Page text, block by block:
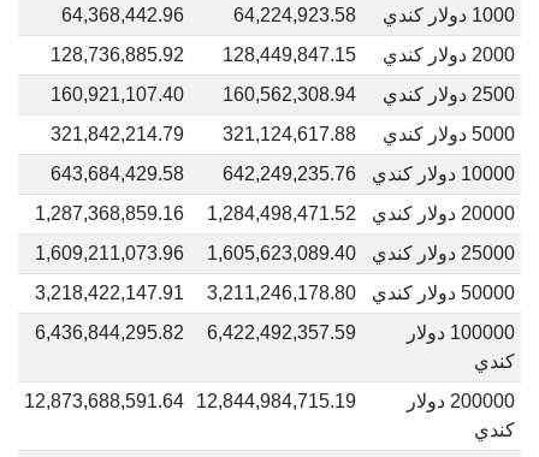
1000 دولار كندي
64,224,923.58
64,368,442.96
2000 دولار كندي
128,449,847.15
128,736,885.92
2500 دولار كندي
160,562,308.94
160,921,107.40
5000 دولار كندي
321,124,617.88
321,842,214.79
10000 دولار كندي
642,249,235.76
643,684,429.58
20000 دولار كندي
1,284,498,471.52
1,287,368,859.16
25000 دولار كندي
1,605,623,089.40
1,609,211,073.96
50000 دولار كندي
3,211,246,178.80
3,218,422,147.91
100000 دولار
كندي
6,422,492,357.59
6,436,844,295.82
200000 دولار
كندي
12,844,984,715.19
12,873,688,591.64